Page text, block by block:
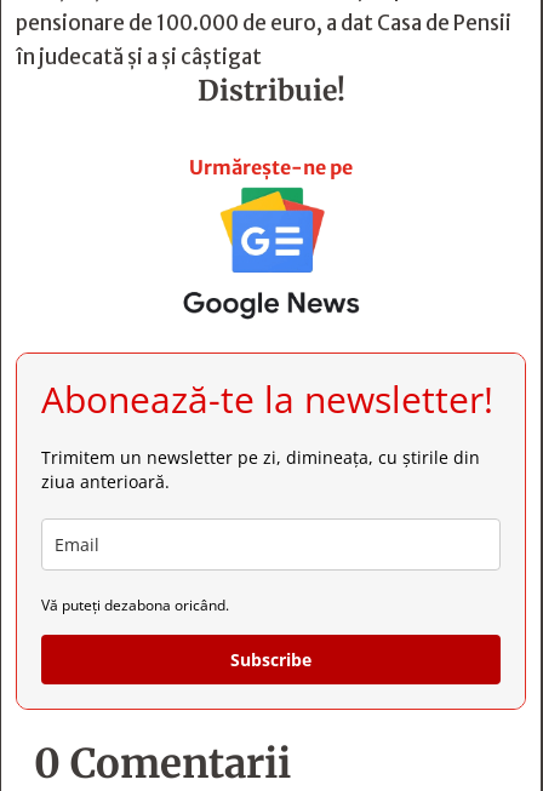
pensionare de 100.000 de euro, a dat Casa de Pensii
în judecată și a și câștigat
Distribuie!
Urmărește-ne pe
Abonează-te la newsletter!
Trimitem un newsletter pe zi, dimineața, cu știrile din
ziua anterioară.
Vă puteți dezabona oricând.
Subscribe
0 Comentarii